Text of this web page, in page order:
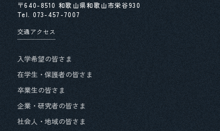
第４期中期⽬標・中期計画期間末に⽬指す専任教
員の年齢構成
労働施策総合推進法に基づく中途採用比率の公表
情報公開・個人情報保護
和歌山大学における人権に関する基本理念
〒640-8510 和歌山県和歌山市栄谷930
Tel. 073-457-7007
交通アクセス
入学希望の皆さま
在学生・保護者の皆さま
卒業生の皆さま
企業・研究者の皆さま
社会人・地域の皆さま